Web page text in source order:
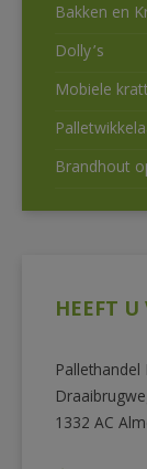
Bakken en
Dolly’s
Mobiele
Brandhout
HEEFT
Pallethandel
1332 AC